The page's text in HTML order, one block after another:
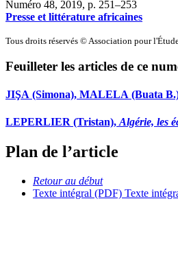
Numéro 48, 2019, p. 251–253
Presse et littérature africaines
Tous droits réservés © Association pour
Feuilleter les articles de ce
JIŞA (Simona), MALELA (Buata
LEPERLIER (Tristan), Algérie, les
Plan de l’article
Retour au début
Texte intégral (PDF) Texte